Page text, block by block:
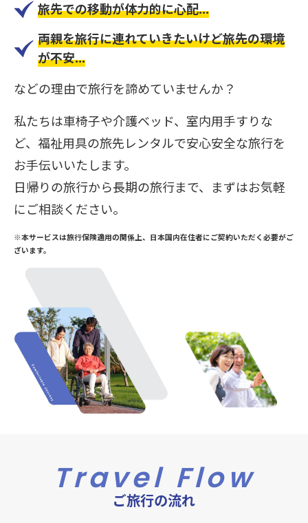
旅先での移動が体力的に心配...
両親を旅行に連れていきたいけど旅先の環境
が不安...
などの理由で旅行を諦めていませんか？
私たちは車椅子や介護ベッド、室内用手すりな
ど、福祉用具の旅先レンタルで安心安全な旅行を
お手伝いいたします。
日帰りの旅行から長期の旅行まで、まずはお気軽
にご相談ください。
※本サービスは旅行保険適用の関係上、日本国内在住者にご契約いただく必要がご
ざいます。
Travel Flow
ご旅行の流れ